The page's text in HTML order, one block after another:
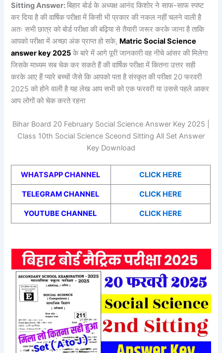
Sitting Answer:बिहार बोर्ड के अध्यक्ष आनंद किशोर ने साफ-साफ स्पष्ट
कर दिया है की वार्षिक परीक्षा में किसी भी प्रकार की नकल नहीं चलने वाली है
अतः सभी छात्र को बोर्ड परीक्षा की बढ़िया से तैयारी जरूर करके जाना है ताकि
आपको परीक्षा में अच्छा अंक प्राप्त हो सके, MatricSocial Science
answer key 2025 के बारे में आगे पूरी जानकारी वह नीचे आंसर की मिलेगा
जिसके माध्यम सब चेक कर सकते हैं की वार्षिक परीक्षा में कितना उत्तर सही
करके आए हैं प्यारे बच्चों जैसे कि आपको पता है संस्कृत की परीक्षा 20 फरवरी
2025 को होने वाली है यह लेख आप सभी को एक फरवरी या उससे पहले आकर
आप लोगों को चेक करते रहना
Bihar Board 20 February Social Science Answer Key 2025 |
Class 10th Social Science Sceond Sitting All Set Answer
Key Download
WHATSAPP CHANNEL CLICK HERE
TELEGRAM CHANNEL CLICK HERE
YOUTUBE CHANNEL CLICK HERE